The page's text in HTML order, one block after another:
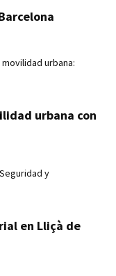
urbana:
urbana con
y
en Lliçà de